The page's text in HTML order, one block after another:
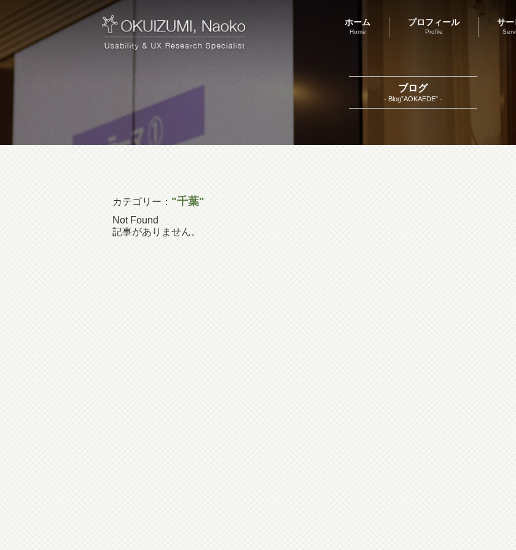
ホーム
Home
プロフィール
Profile
サー
ブログ
- Blog”AOKAEDE” -
カテゴリー： "千葉"
Not Found
記事がありません。